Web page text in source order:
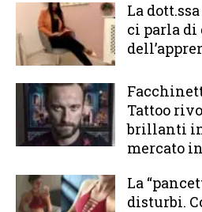
La
ci parla
Tattoo
brillanti
mercato
La
disturbi.